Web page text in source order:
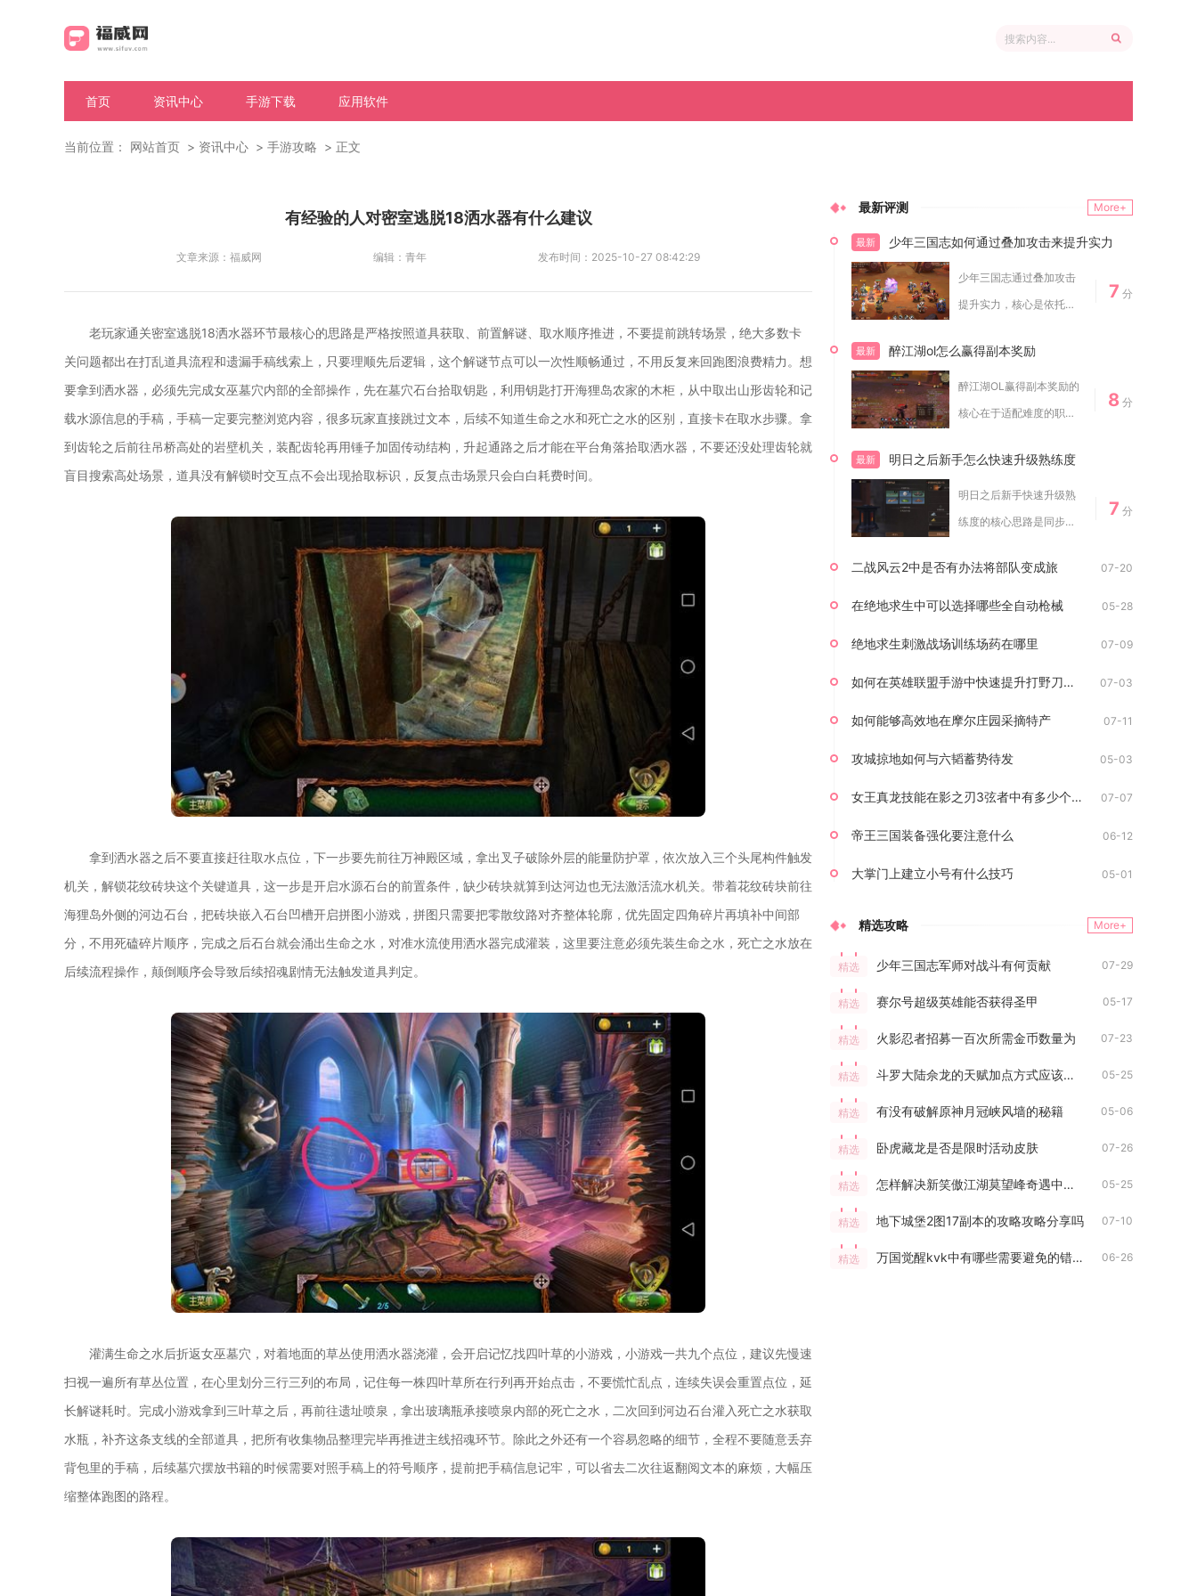
首页 资讯中心 手游下载 应用软件
当前位置： 网站首页 资讯中心 手游攻略 正文
有经验的人对密室逃脱18洒水器有什么建议
文章来源： 福威网 编辑： 青年 发布时间： 2025-10-27 08:42:29
老玩家通关密室逃脱18洒水器环节最核心的思路是严格按照道具获取、前置解谜、取水顺序推进，不要提前跳转场景，绝大多数卡
关问题都出在打乱道具流程和遗漏手稿线索上，只要理顺先后逻辑，这个解谜节点可以一次性顺畅通过，不用反复来回跑图浪费精力。想
要拿到洒水器，必须先完成女巫墓穴内部的全部操作，先在墓穴石台拾取钥匙，利用钥匙打开海狸岛农家的木柜，从中取出山形齿轮和记
载水源信息的手稿，手稿一定要完整浏览内容，很多玩家直接跳过文本，后续不知道生命之水和死亡之水的区别，直接卡在取水步骤。拿
到齿轮之后前往吊桥高处的岩壁机关，装配齿轮再用锤子加固传动结构，升起通路之后才能在平台角落拾取洒水器，不要还没处理齿轮就
盲目搜索高处场景，道具没有解锁时交互点不会出现拾取标识，反复点击场景只会白白耗费时间。
拿到洒水器之后不要直接赶往取水点位，下一步要先前往万神殿区域，拿出叉子破除外层的能量防护罩，依次放入三个头尾构件触发
机关，解锁花纹砖块这个关键道具，这一步是开启水源石台的前置条件，缺少砖块就算到达河边也无法激活流水机关。带着花纹砖块前往
海狸岛外侧的河边石台，把砖块嵌入石台凹槽开启拼图小游戏，拼图只需要把零散纹路对齐整体轮廓，优先固定四角碎片再填补中间部
分，不用死磕碎片顺序，完成之后石台就会涌出生命之水，对准水流使用洒水器完成灌装，这里要注意必须先装生命之水，死亡之水放在
后续流程操作，颠倒顺序会导致后续招魂剧情无法触发道具判定。
灌满生命之水后折返女巫墓穴，对着地面的草丛使用洒水器浇灌，会开启记忆找四叶草的小游戏，小游戏一共九个点位，建议先慢速
扫视一遍所有草丛位置，在心里划分三行三列的布局，记住每一株四叶草所在行列再开始点击，不要慌忙乱点，连续失误会重置点位，延
长解谜耗时。完成小游戏拿到三叶草之后，再前往遗址喷泉，拿出玻璃瓶承接喷泉内部的死亡之水，二次回到河边石台灌入死亡之水获取
水瓶，补齐这条支线的全部道具，把所有收集物品整理完毕再推进主线招魂环节。除此之外还有一个容易忽略的细节，全程不要随意丢弃
背包里的手稿，后续墓穴摆放书籍的时候需要对照手稿上的符号顺序，提前把手稿信息记牢，可以省去二次往返翻阅文本的麻烦，大幅压
缩整体跑图的路程。
最新评测 More+
最新 少年三国志如何通过叠加攻击来提升实力
少年三国志通过叠加攻击
提升实力，核心是依托武
7 分
最新 醉江湖ol怎么赢得副本奖励
醉江湖OL赢得副本奖励的
核心在于适配难度的职业
8 分
最新 明日之后新手怎么快速升级熟练度
明日之后新手快速升级熟
练度的核心思路是同步推
7 分
二战风云2中是否有办法将部队变成旅 07-20
在绝地求生中可以选择哪些全自动枪械 05-28
绝地求生刺激战场训练场药在哪里 07-09
如何在英雄联盟手游中快速提升打野刀的等级 07-03
如何能够高效地在摩尔庄园采摘特产 07-11
攻城掠地如何与六韬蓄势待发 05-03
女王真龙技能在影之刃3弦者中有多少个等级 07-07
帝王三国装备强化要注意什么 06-12
大掌门上建立小号有什么技巧 05-01
精选攻略 More+
精选 少年三国志军师对战斗有何贡献 07-29
精选 赛尔号超级英雄能否获得圣甲 05-17
精选 火影忍者招募一百次所需金币数量为 07-23
精选 斗罗大陆佘龙的天赋加点方式应该如何选择 05-25
精选 有没有破解原神月冠峡风墙的秘籍 05-06
精选 卧虎藏龙是否是限时活动皮肤 07-26
精选 怎样解决新笑傲江湖莫望峰奇遇中的难题 05-25
精选 地下城堡2图17副本的攻略攻略分享吗 07-10
精选 万国觉醒kvk中有哪些需要避免的错误 06-26